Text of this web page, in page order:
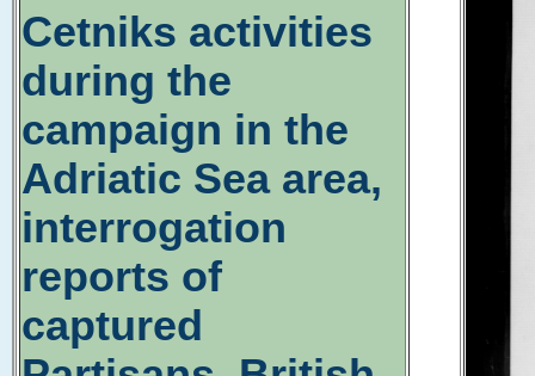
Cetniks activities
during the
campaign in the
Adriatic Sea area,
interrogation
reports of
captured